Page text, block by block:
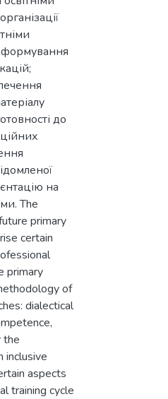
формування
до
на
The
primary
certain
primary
of
dialectical
the
inclusive
aspects
training cycle